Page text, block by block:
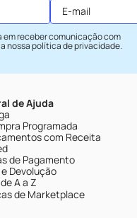
receber comunicação com
nossapolítica de privacidade.
de Ajuda
Programada
com Receita
de Pagamento
Devolução
A a Z
de Marketplace